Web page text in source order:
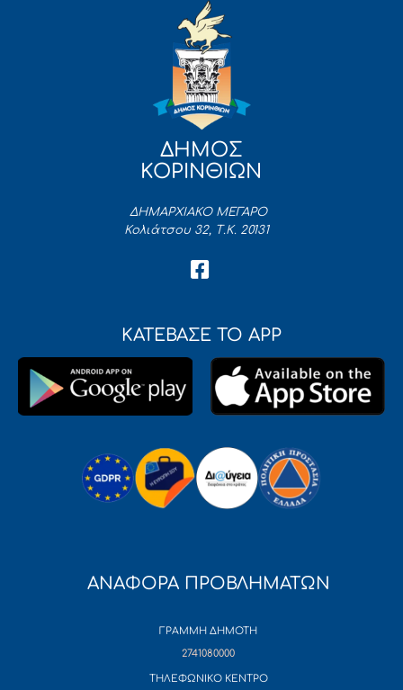
ΔΗΜΟΣ
ΚΟΡΙΝΘΙΩΝ
ΔΗΜΑΡΧΙΑΚΟ ΜΕΓΑΡΟ
Κολιάτσου 32, Τ.Κ. 20131
ΚΑΤΕΒΑΣΕ ΤΟ APP
ΑΝΑΦΟΡΑ ΠΡΟΒΛΗΜΑΤΩΝ
ΓΡΑΜΜΗ ΔΗΜΟΤΗ
2741080000
ΤΗΛΕΦΩΝΙΚΟ ΚΕΝΤΡΟ